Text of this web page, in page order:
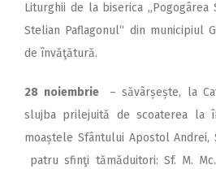
Liturghii de la biserica „Pogogârea
Stelian Paflagonul“ din municipiul
de învăţătură.
28 noiembrie – săvârșește, la
slujba prilejuită de scoaterea la
moaștele Sfântului Apostol Andrei,
patru sfinţi tămăduitori: Sf. M.